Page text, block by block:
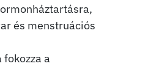
és menstruációs
a